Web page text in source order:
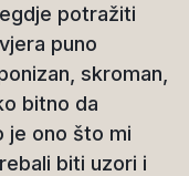
potražiti
puno
skroman,
bitno da
je ono što mi
biti uzori i